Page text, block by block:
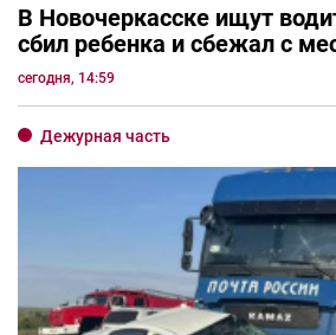
В Новочеркасске ищут
сбил ребенка и сбежал с
сегодня, 14:59
Дежурная часть